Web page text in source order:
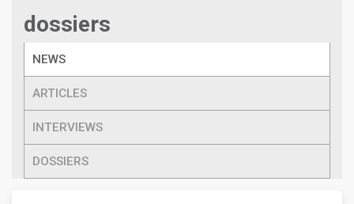
dossiers
NEWS
ARTICLES
INTERVIEWS
DOSSIERS